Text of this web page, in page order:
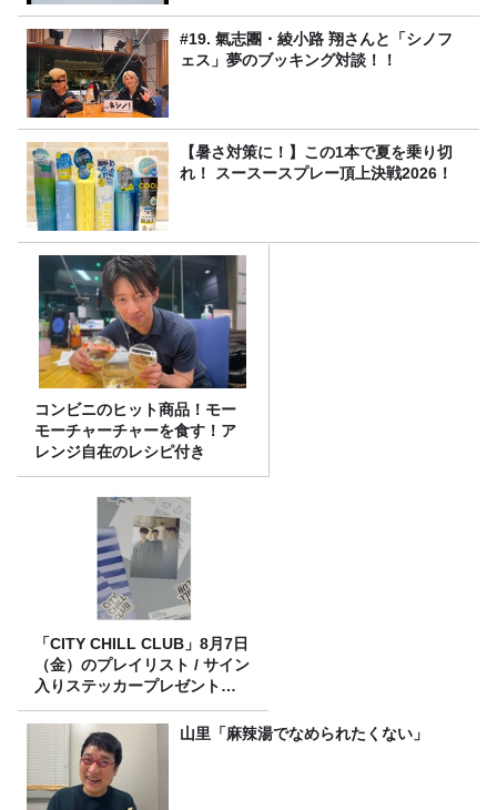
#19. 氣志團・綾小路 翔さんと「シノフ
ェス」夢のブッキング対談！！
【暑さ対策に！】この1本で夏を乗り切
れ！ スースースプレー頂上決戦2026！
コンビニのヒット商品！モー
モーチャーチャーを食す！ア
レンジ自在のレシピ付き
「CITY CHILL CLUB」8月7日
（金）のプレイリスト / サイン
入りステッカープレゼント有
り
山里「麻辣湯でなめられたくない」